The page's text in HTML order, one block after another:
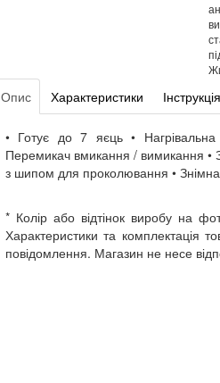
Опис Характеристики Інструкція
• Готує до 7 яєць •
Перемикач вмикання / вимикання •
з шипом для проколювання • Знімна
* Колір або відтінок виробу на
Характеристики та комплектація
повідомлення. Магазин не несе